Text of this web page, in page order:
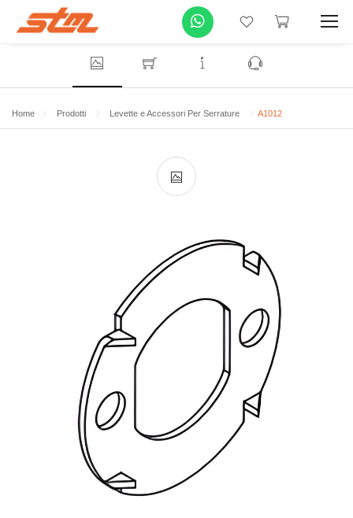
Home Prodotti Levette e Accessori Per Serrature A1012